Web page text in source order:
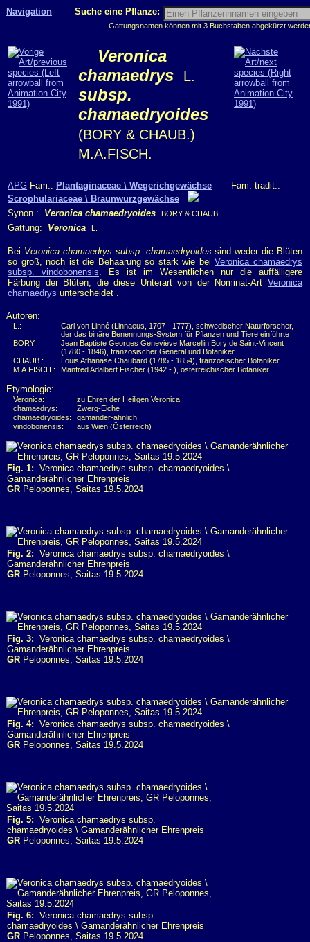
Navigation Suche eine Pflanze:
Gattungsnamen können mit 3 Buchstaben abgekürzt
Veronica
chamaedrys
L.
subsp.
chamaedryoides
(BORY & CHAUB.)
M.A.FISCH.
APG-Fam.: Plantaginaceae \ Wegerichgewächse Fam. tradit.:
Scrophulariaceae \ Braunwurzgewächse
Synon.: Veronica chamaedryoides BORY & CHAUB.
Gattung: Veronica L.
Bei Veronica chamaedrys subsp. chamaedryoides sind weder die Blüten
so groß, noch ist die Behaarung so stark wie beiVeronica chamaedrys
subsp. vindobonensis. Es ist im Wesentlichen nur die auffälligere
Färbung der Blüten, die diese Unterart von der Nominat-Art Veronica
chamaedrys unterscheidet .
Autoren:
L.:
Carl von Linné (Linnaeus, 1707 - 1777), schwedischer Naturforscher,
der das binäre Benennungs-System für Pflanzen und Tiere einführte
BORY:
Jean Baptiste Georges Geneviève Marcellin Bory de Saint-Vincent
(1780 - 1846), französischer General und Botaniker
CHAUB.:
Louis Athanase Chaubard (1785 - 1854), französischer Botaniker
M.A.FISCH.:
Manfred Adalbert Fischer (1942 - ), österreichischer Botaniker
Etymologie:
Veronica:
zu Ehren der Heiligen Veronica
chamaedrys:
Zwerg-Eiche
chamaedryoides:
gamander-ähnlich
vindobonensis:
aus Wien (Österreich)
Fig. 1: Veronica chamaedrys subsp. chamaedryoides \
Gamanderähnlicher Ehrenpreis
GR Peloponnes, Saitas 19.5.2024
Fig. 2: Veronica chamaedrys subsp. chamaedryoides \
Gamanderähnlicher Ehrenpreis
GR Peloponnes, Saitas 19.5.2024
Fig. 3: Veronica chamaedrys subsp. chamaedryoides \
Gamanderähnlicher Ehrenpreis
GR Peloponnes, Saitas 19.5.2024
Fig. 4: Veronica chamaedrys subsp. chamaedryoides \
Gamanderähnlicher Ehrenpreis
GR Peloponnes, Saitas 19.5.2024
Fig. 5: Veronica chamaedrys subsp.
chamaedryoides \ Gamanderähnlicher Ehrenpreis
GR Peloponnes, Saitas 19.5.2024
Fig. 6: Veronica chamaedrys subsp.
chamaedryoides \ Gamanderähnlicher Ehrenpreis
GR Peloponnes, Saitas 19.5.2024